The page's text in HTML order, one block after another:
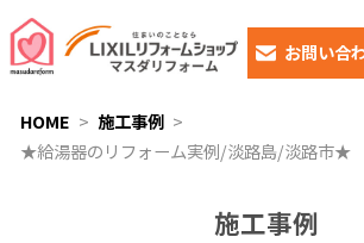
お問い合
HOME
施工事例
★給湯器のリフォーム実例/淡路島/淡路市★
施工事例